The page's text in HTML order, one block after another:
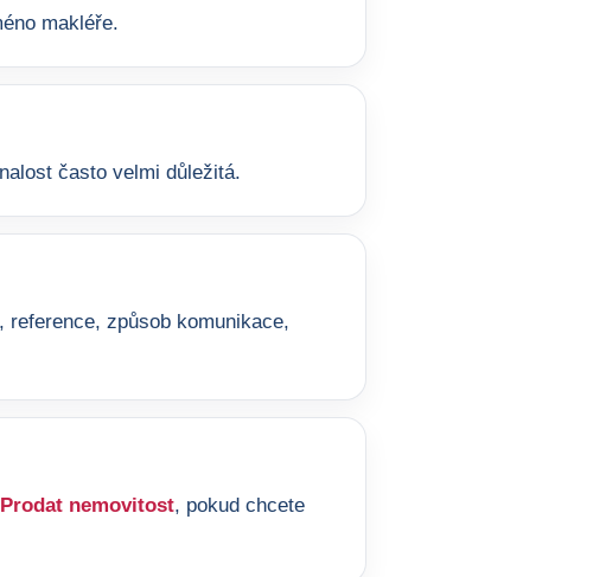
makléře.
často velmi důležitá.
způsob komunikace,
Prodat nemovitost, pokud chcete